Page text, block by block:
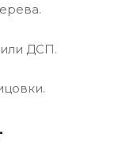
ДСП.